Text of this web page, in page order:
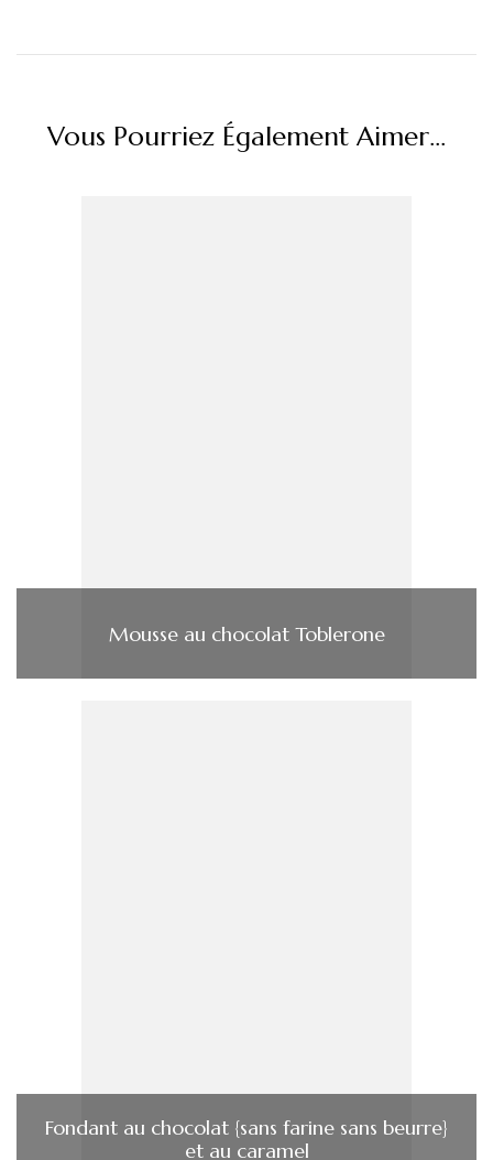
Vous Pourriez Également Aimer...
Mousse au chocolat Toblerone
Fondant au chocolat {sans farine sans beurre}
et au caramel